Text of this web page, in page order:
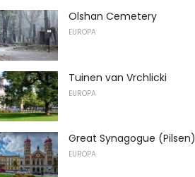
Olshan Cemetery
EUROPA
Tuinen van Vrchlicki
EUROPA
Great Synagogue (Pilsen)
EUROPA